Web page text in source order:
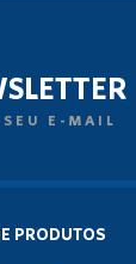
E-MAIL
PRODUTOS